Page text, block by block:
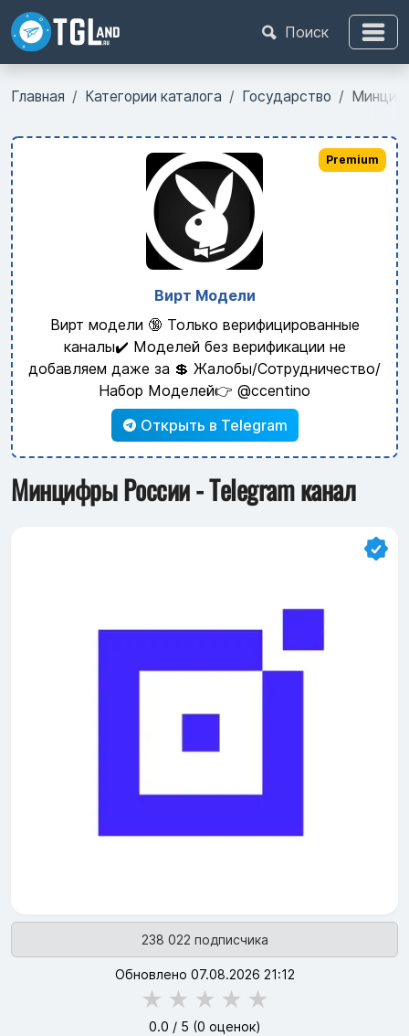
Поиск
Главная Категории каталога Государство
Вирт Модели
Вирт модели 🔞 Только верифицированные
каналы✔️ Моделей без верификации не
добавляем даже за 💲 Жалобы/Сотрудничество/
Набор Моделей👉 @ccentino
Открыть в Telegram
Premium
Минцифры России - Telegram канал
238 022 подписчика
Обновлено 07.08.2026 21:12
★ ★ ★ ★ ★
0.0 / 5 (0 оценок)